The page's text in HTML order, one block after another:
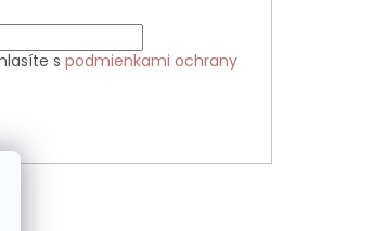
spodmienkami ochrany